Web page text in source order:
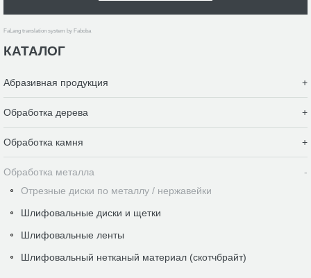
FaLang translation system by Faboba
КАТАЛОГ
Абразивная продукция
Обработка дерева
Обработка камня
Обработка металла
Отрезные диски по металлу / нержавейки
Шлифовальные диски и щетки
Шлифовальные ленты
Шлифовальный нетканый материал (скотчбрайт)